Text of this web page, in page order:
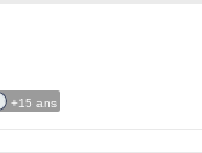
+15 ans